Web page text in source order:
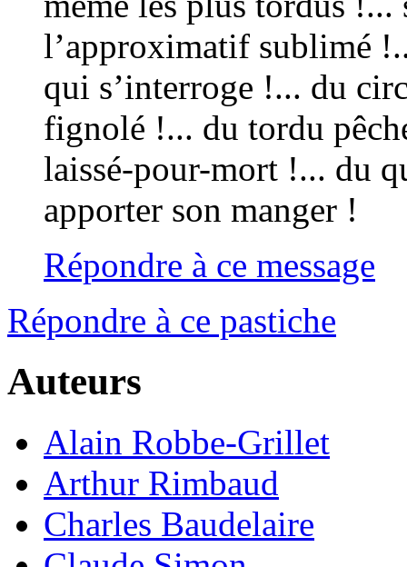
l’approximatif sublimé
qui s’interroge !... du
fignolé !... du tordu
laissé-pour-mort !... du
apporter son manger !
Répondre à ce message
Répondre à ce pastiche
Auteurs
Alain Robbe-Grillet
Arthur Rimbaud
Charles Baudelaire